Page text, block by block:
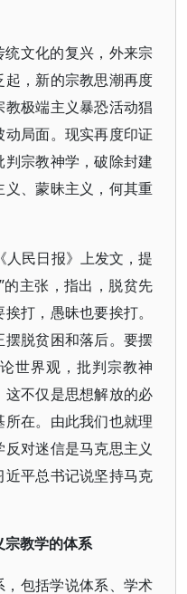
统文化的复兴，外来宗
，新的宗教思潮再度
极端主义暴恐活动猖
局面。现实再度印证
宗教神学，破除封建
、蒙昧主义，何其重
人民日报》上发文，提
的主张，指出，脱贫先
打，愚昧也要挨打。
脱贫困和落后。要摆
世界观，批判宗教神
不仅是思想解放的必
在。由此我们也就理
对迷信是马克思主义
平总书记说坚持马克
宗教学的体系
包括学说体系、学术